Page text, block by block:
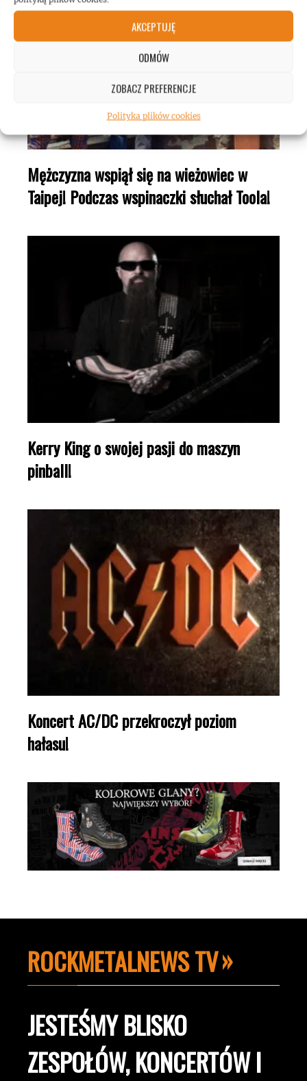
AKCEPTUJĘ
ODMÓW
ZOBACZ PREFERENCJE
Polityka plików cookies
Mężczyzna wspiął się na wieżowiec w
Taipej! Podczas wspinaczki słuchał Toola!
Kerry King o swojej pasji do maszyn
pinball!
Koncert AC/DC przekroczył poziom
hałasu!
ROCKMETALNEWS TV
JESTEŚMY BLISKO
ZESPOŁÓW, KONCERTÓW I